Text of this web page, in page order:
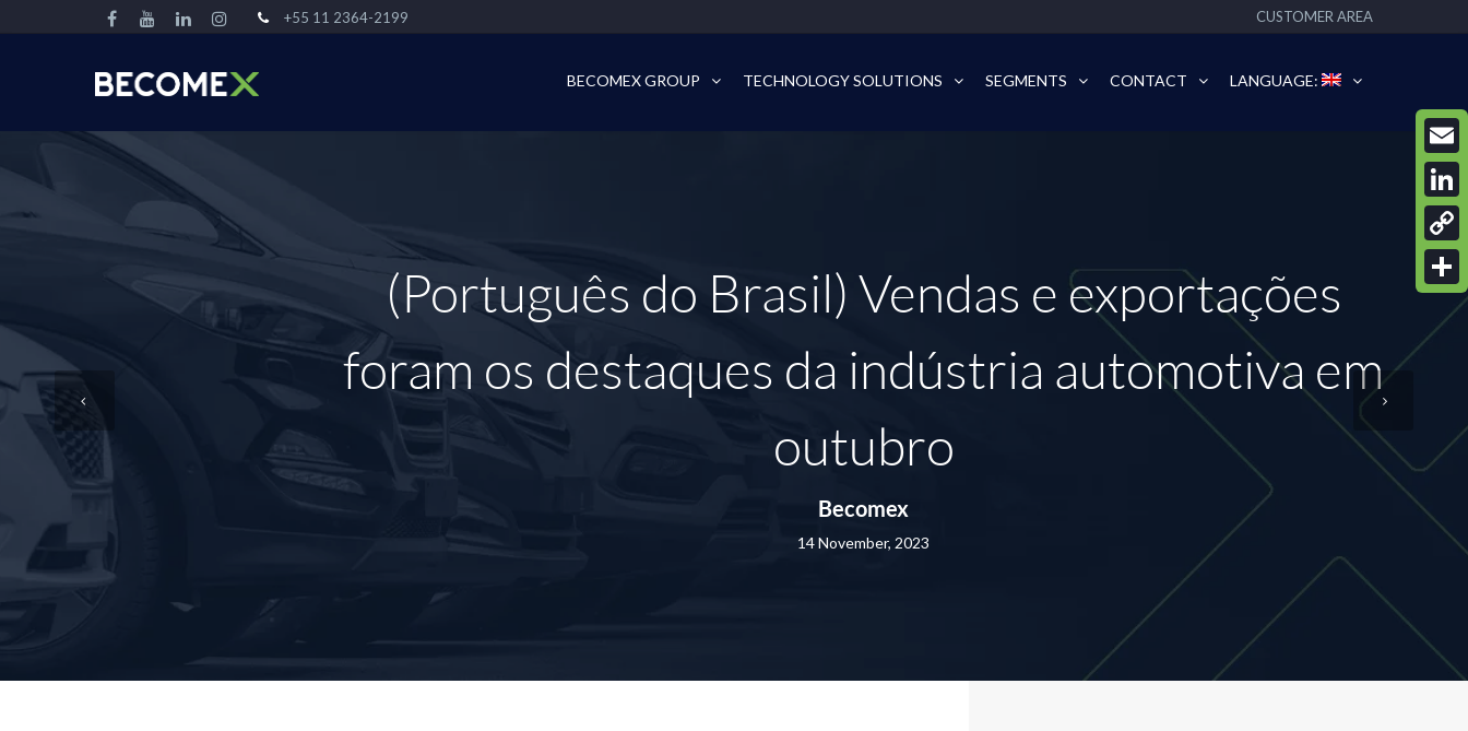
+55 11 2364-2199 CUSTOMER AREA
BECOMEX GROUP TECHNOLOGY SOLUTIONS SEGMENTS CONTACT LANGUAGE:
(Português do Brasil) Vendas e exportações
foram os destaques da indústria automotiva em
outubro
Becomex
14 November, 2023
Email
Copy
Link
Share